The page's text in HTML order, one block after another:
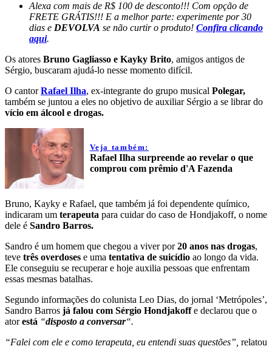
Alexa com mais de R$ 100 de desconto!!! Com opção de
FRETE GRÁTIS!!! E a melhor parte: experimente por 30
dias e DEVOLVA se não curtir o produto! Confira clicando
aqui.
Os atores Bruno Gagliasso e Kayky Brito, amigos antigos de
Sérgio, buscaram ajudá-lo nesse momento difícil.
O cantorRafael Ilha, ex-integrante do grupo musical Polegar,
também se juntou a eles no objetivo de auxiliar Sérgio a se librar do
vício em álcool e drogas.
Veja também:
Rafael Ilha surpreende ao revelar o que
comprou com prêmio d'A Fazenda
Bruno, Kayky e Rafael, que também já foi dependente químico,
indicaram um terapeuta para cuidar do caso de Hondjakoff, o nome
dele é Sandro Barros.
Sandro é um homem que chegou a viver por20 anos nas drogas,
teve três overdoses e uma tentativa de suicídio ao longo da vida.
Ele conseguiu se recuperar e hoje auxilia pessoas que enfrentam
essas mesmas batalhas.
Segundo informações do colunista Leo Dias, do jornal ‘Metrópoles’,
Sandro Barros já falou com Sérgio Hondjakoffe declarou que o
atorestá “disposto a conversar“.
“Falei com ele e como terapeuta, eu entendi suas questões”, relatou